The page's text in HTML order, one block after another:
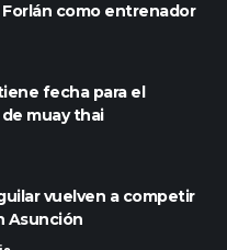
como entrenador
fecha para el
muay thai
vuelven a competir
Asunción